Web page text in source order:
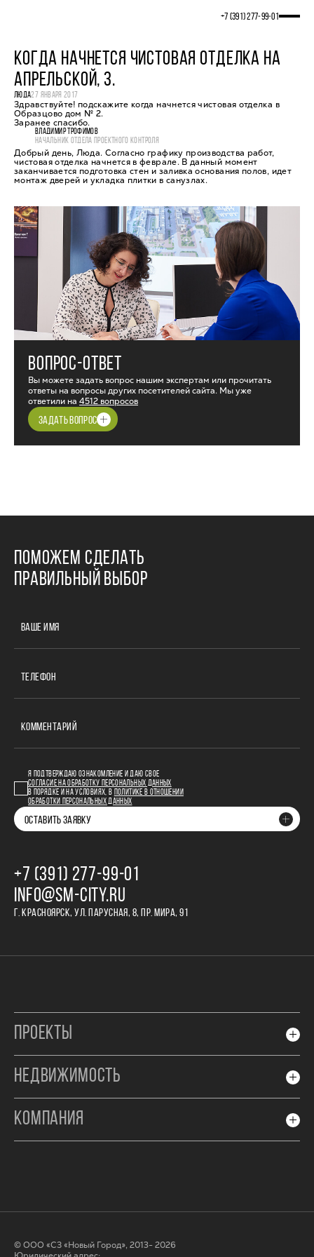
+7 (391) 277‒99‒01
КОГДА НАЧНЕТСЯ ЧИСТОВАЯ ОТДЕЛКА НА
АПРЕЛЬСКОЙ, 3.
ЛЮДА27 ЯНВАРЯ 2017
Здравствуйте! подскажите когда начнется чистовая отделка в
Образцово дом № 2.
Заранее спасибо.
ВЛАДИМИР ТРОФИМОВ
НАЧАЛЬНИК ОТДЕЛА ПРОЕКТНОГО КОНТРОЛЯ
Добрый день, Люда. Согласно графику производства работ,
чистовая отделка начнется в феврале. В данный момент
заканчивается подготовка стен и заливка основания полов, идет
монтаж дверей и укладка плитки в санузлах.
ВОПРОС-ОТВЕТ
Вы можете задать вопрос нашим экспертам или прочитать
ответы на вопросы других посетителей сайта. Мы уже
ответили на 4512 вопросов
ЗАДАТЬ ВОПРОС
ПОМОЖЕМ СДЕЛАТЬ
ПРАВИЛЬНЫЙ ВЫБОР
ВАШЕ ИМЯ
ТЕЛЕФОН
КОММЕНТАРИЙ
Я ПОДТВЕРЖДАЮ ОЗНАКОМЛЕНИЕ И ДАЮ СВОЕ
СОГЛАСИЕ НА ОБРАБОТКУ ПЕРСОНАЛЬНЫХ ДАННЫХ
В ПОРЯДКЕ И НА УСЛОВИЯХ, В
ПОЛИТИКЕ В ОТНОШЕНИИ
ОБРАБОТКИ ПЕРСОНАЛЬНЫХ ДАННЫХ
ОСТАВИТЬ ЗАЯВКУ
+7 (391) 277‒99‒01
INFO@SM-CITY.RU
Г. КРАСНОЯРСК, УЛ. ПАРУСНАЯ, 8, ПР. МИРА, 91
ПРОЕКТЫ
НЕДВИЖИМОСТЬ
КОМПАНИЯ
© ООО «СЗ «Новый Город», 2013- 2026